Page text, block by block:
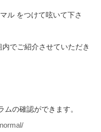
ル をつけて呟いて下さ
でご紹介させていただき
の確認ができます。